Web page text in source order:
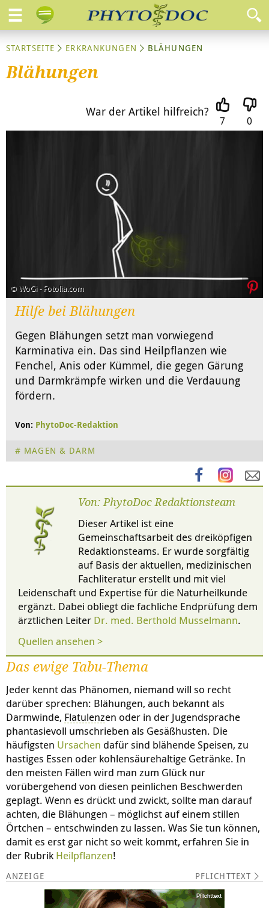
STARTSEITE ERKRANKUNGEN BLÄHUNGEN
Blähungen
War der Artikel hilfreich?
7 0
© WoGi - Fotolia.com
Hilfe bei Blähungen
Gegen Blähungen setzt man vorwiegend
Karminativa ein. Das sind Heilpflanzen wie
Fenchel, Anis oder Kümmel, die gegen Gärung
und Darmkrämpfe wirken und die Verdauung
fördern.
Von: PhytoDoc-Redaktion
MAGEN & DARM
Von: PhytoDoc Redaktionsteam
Dieser Artikel ist eine
Gemeinschaftsarbeit des dreiköpfigen
Redaktionsteams. Er wurde sorgfältig
auf Basis der aktuellen, medizinischen
Fachliteratur erstellt und mit viel
Leidenschaft und Expertise für die Naturheilkunde
ergänzt. Dabei obliegt die fachliche Endprüfung dem
ärztlichen Leiter Dr. med. Berthold Musselmann.
Quellen ansehen >
Das ewige Tabu-Thema
Jeder kennt das Phänomen, niemand will so recht
darüber sprechen: Blähungen, auch bekannt als
Darmwinde, Flatulenzen oder in der Jugendsprache
phantasievoll umschrieben als Gesäßhusten. Die
häufigsten Ursachen dafür sind blähende Speisen, zu
hastiges Essen oder kohlensäurehaltige Getränke. In
den meisten Fällen wird man zum Glück nur
vorübergehend von diesen peinlichen Beschwerden
geplagt. Wenn es drückt und zwickt, sollte man darauf
achten, die Blähungen – möglichst auf einem stillen
Örtchen – entschwinden zu lassen. Was Sie tun können,
damit es erst gar nicht so weit kommt, erfahren Sie in
der RubrikHeilpflanzen!
PFLICHTTEXT